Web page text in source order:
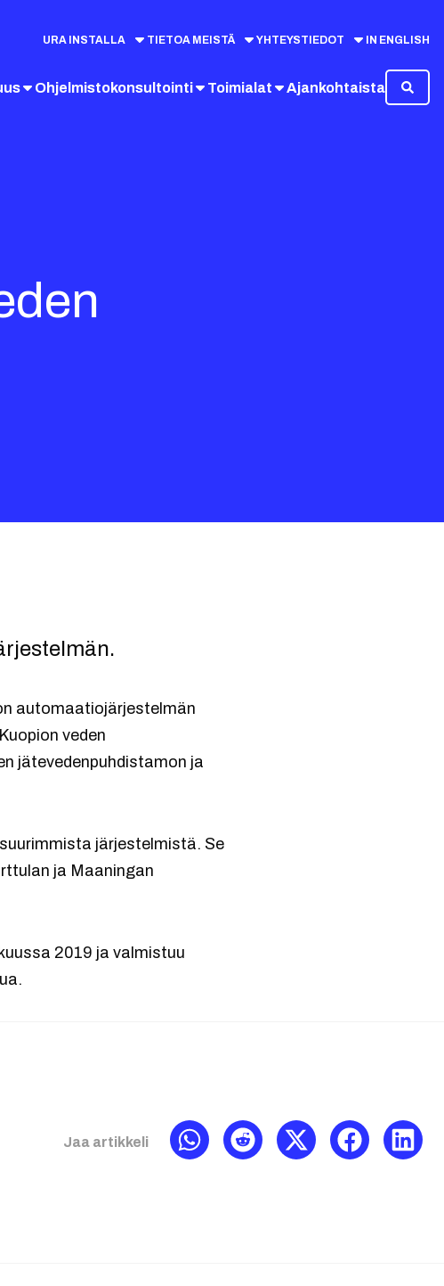
URA INSTALLA TIETOA MEISTÄ YHTEYSTIEDOT IN ENGLISH
Ohjelmistokonsultointi Toimialat Ajankohtaista
automaatiojärjestelmän
veden
jätevedenpuhdistamon ja
järjestelmistä. Se
ja Maaningan
2019 ja valmistuu
Jaa artikkeli